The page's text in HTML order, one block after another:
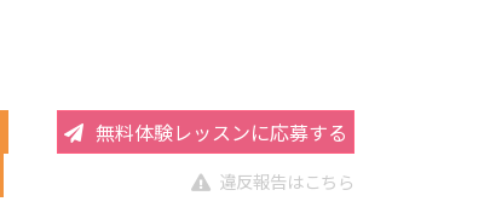
無料体験レッスンに応募する
違反報告はこちら